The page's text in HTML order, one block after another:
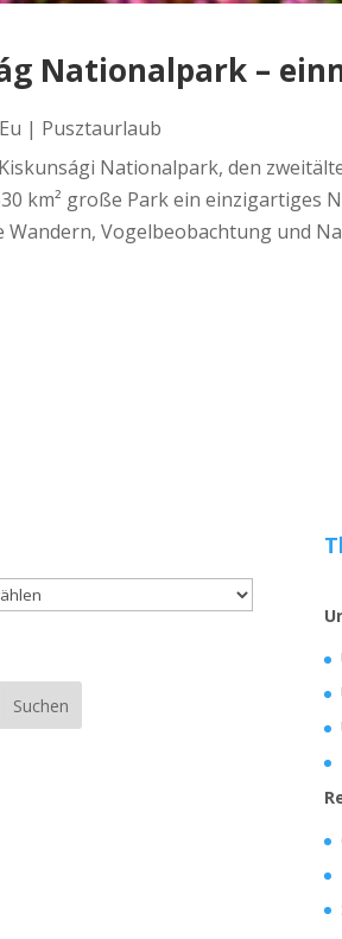
Nationalpark –
| Pusztaurlaub
Nationalpark, den
km² große Park ein einzigartiges
Wandern, Vogelbeobachtung und